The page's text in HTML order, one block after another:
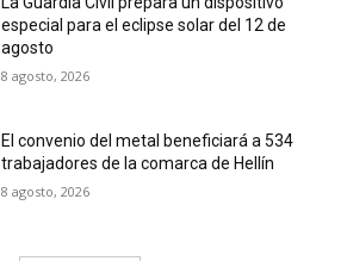
especial para el eclipse solar del 12 de
agosto
8 agosto, 2026
El convenio del metal beneficiará a 534
trabajadores de la comarca de Hellín
8 agosto, 2026